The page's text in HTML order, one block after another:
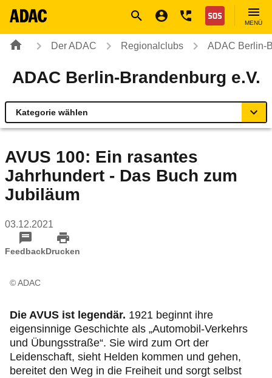
Nothilfe
MENÜ
Der ADAC Regionalclubs ADAC Berlin-
ADAC Berlin-Brandenburg e.V.
Kategorie wählen
Geschäftsstellen & Reisebüros
Verkehr & Sicherheit
Ihr ADAC Berlin-Brandenburg
AVUS 100: Ein rasantes
Jahrhundert - Das Buch zum
Jubiläum
03.12.2021
FeedbackDrucken
© ADAC
Die AVUS ist legendär. 1921 beginnt ihre
eigensinnige Geschichte als „Automobil-Verkehrs
und Übungsstraße“. Sie wird zum Ort der
Leidenschaft, sieht Helden kommen und gehen,
bereitet den Weg in die Freiheit und sorgt selbst